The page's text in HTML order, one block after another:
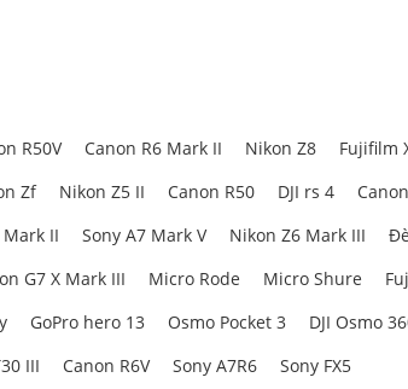
R50V Canon R6 Mark II Nikon Z8 Fujifilm
Zf Nikon Z5 II Canon R50 DJI rs 4
Mark II Sony A7 Mark V Nikon Z6 Mark III
G7 X Mark III Micro Rode Micro Shure
GoPro hero 13 Osmo Pocket 3 DJI Osmo
III Canon R6V Sony A7R6 Sony FX5